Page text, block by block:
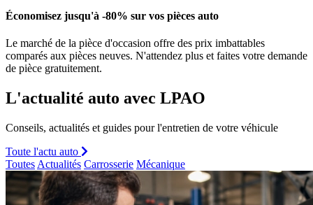
Économisez jusqu'à -80% sur vos pièces auto
Le marché de la pièce d'occasion offre des prix imbattables
comparés aux pièces neuves. N'attendez plus et faites votre demande
de pièce gratuitement.
L'actualité auto avec LPAO
Conseils, actualités et guides pour l'entretien de votre véhicule
Toute l'actu auto
Toutes Actualités Carrosserie Mécanique